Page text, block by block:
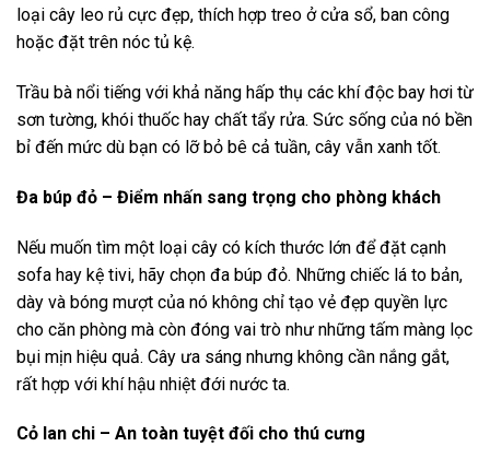
loại cây leo rủ cực đẹp, thích hợp treo ở cửa sổ, ban công
hoặc đặt trên nóc tủ kệ.
Trầu bà nổi tiếng với khả năng hấp thụ các khí độc bay hơi từ
sơn tường, khói thuốc hay chất tẩy rửa. Sức sống của nó bền
bỉ đến mức dù bạn có lỡ bỏ bê cả tuần, cây vẫn xanh tốt.
Đa búp đỏ – Điểm nhấn sang trọng cho phòng khách
Nếu muốn tìm một loại cây có kích thước lớn để đặt cạnh
sofa hay kệ tivi, hãy chọn đa búp đỏ. Những chiếc lá to bản,
dày và bóng mượt của nó không chỉ tạo vẻ đẹp quyền lực
cho căn phòng mà còn đóng vai trò như những tấm màng lọc
bụi mịn hiệu quả. Cây ưa sáng nhưng không cần nắng gắt,
rất hợp với khí hậu nhiệt đới nước ta.
Cỏ lan chi – An toàn tuyệt đối cho thú cưng